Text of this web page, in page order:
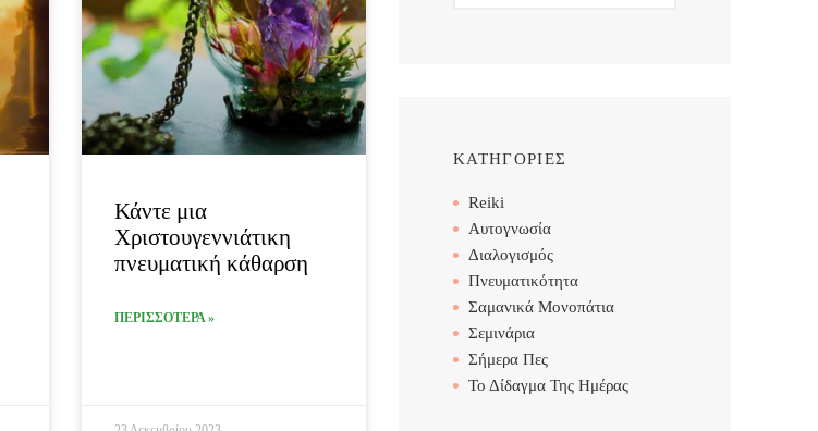
Κάντε μια
Χριστουγεννιάτικη
πνευματική κάθαρση
ΠΕΡΙΣΣΟΤΕΡΑ »
ΚΑΤΗΓΟΡΙΕΣ
Reiki
Αυτογνωσία
Διαλογισμός
Πνευματικότητα
Σαμανικά Μονοπάτια
Σεμινάρια
Σήμερα Πες
Το Δίδαγμα Της Ημέρας